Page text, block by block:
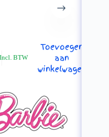
Incl. BTW
Toevoegen
aan
winkelwagen